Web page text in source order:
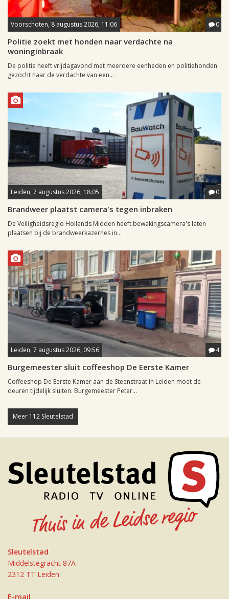
Voorschoten, 8 augustus 2026, 11:06 0
Politie zoekt met honden naar verdachte na
woninginbraak
De politie heeft vrijdagavond met meerdere eenheden en politiehonden
gezocht naar de verdachte van een...
Leiden, 7 augustus 2026, 18:05 0
Brandweer plaatst camera's tegen inbraken
De Veiligheidsregio Hollands Midden heeft bewakingscamera's laten
plaatsen bij de brandweerkazernes in...
Leiden, 7 augustus 2026, 09:56 4
Burgemeester sluit coffeeshop De Eerste Kamer
Coffeeshop De Eerste Kamer aan de Steenstraat in Leiden moet de
deuren tijdelijk sluiten. Burgemeester Peter...
Meer 112 Sleutelstad
Sleutelstad
Middelstegracht 87A
2312 TT Leiden
E-mail